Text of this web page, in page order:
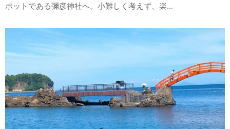
ポットである彌彦神社へ。小難しく考えず、楽...